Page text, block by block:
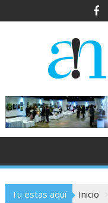
al
Tu estas aquí Inicio